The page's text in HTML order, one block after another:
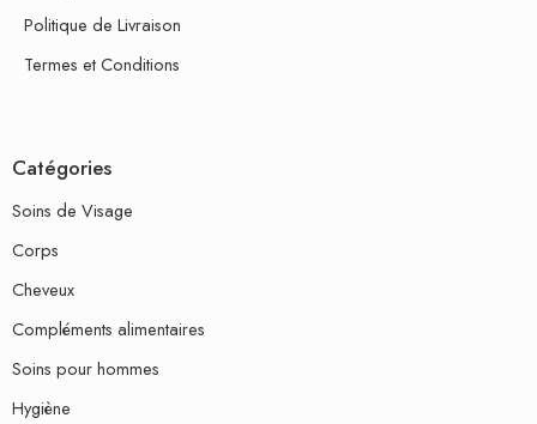
Politique de Livraison
Termes et Conditions
Catégories
Soins de Visage
Corps
Cheveux
Compléments alimentaires
Soins pour hommes
Hygiène